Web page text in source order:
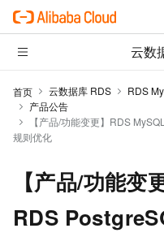
云数
首页 云数据库 RDS RDS
产品公告
【产品/功能变更】RDS
规则优化
【产品/功能
RDS